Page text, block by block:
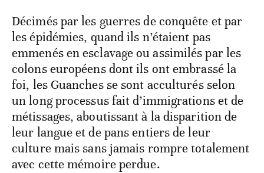
Décimés par les guerres de conquête et par
les épidémies, quand ils n’étaient pas
emmenés en esclavage ou assimilés par les
colons européens dont ils ont embrassé la
foi, les Guanches se sont acculturés selon
un long processus fait d’immigrations et de
métissages, aboutissant à la disparition de
leur langue et de pans entiers de leur
culture mais sans jamais rompre totalement
avec cette mémoire perdue.